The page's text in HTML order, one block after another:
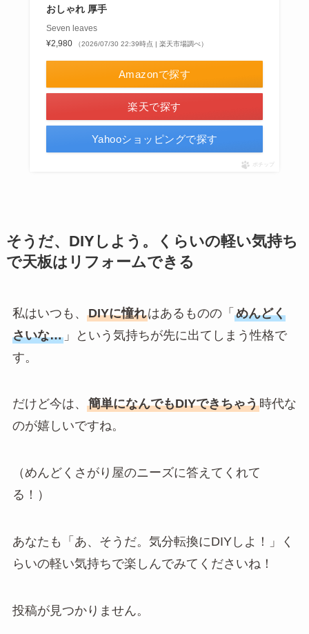
おしゃれ 厚手
Seven leaves
¥2,980
（2026/07/30 22:39時点 | 楽天市場調べ）
Amazonで探す
楽天で探す
Yahooショッピングで探す
ポチップ
そうだ、DIYしよう。くらいの軽い気持ち
で天板はリフォームできる
私はいつも、 DIYに憧れはあるものの「 めんどく
さいな…」という気持ちが先に出てしまう性格で
す。
だけど今は、 簡単になんでもDIYできちゃう時代な
のが嬉しいですね。
（めんどくさがり屋のニーズに答えてくれて
る！）
あなたも「あ、そうだ。気分転換にDIYしよ！」く
らいの軽い気持ちで楽しんでみてくださいね！
投稿が見つかりません。